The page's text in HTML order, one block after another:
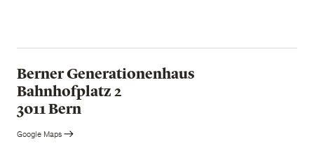
Berner Generationenhaus
Bahnhofplatz 2
3011 Bern
Google Maps